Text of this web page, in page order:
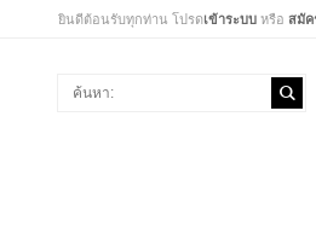
ยินดีต้อนรับทุกท่าน โปรดเข้าระบบ หรือ สมัค